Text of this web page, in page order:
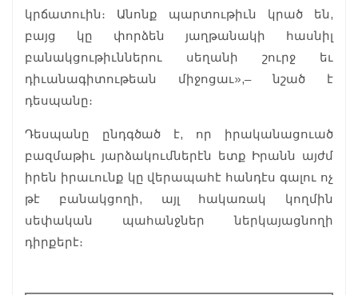
կրճատուին։ Անոնք պարտութիւն կրած են,
բայց կը փորձեն յաղթանակի հասնիլ
բանակցութիւններու սեղանի շուրջ եւ
դիւանագիտութեան միջոցաւ»,– նշած է
դեսպանը։
Դեսպանը ընդգծած է, որ իրականացուած
բազմաթիւ յարձակումներէն ետք Իրանն այժմ
իրեն իրաւունք կը վերապահէ հանդէս գալու ոչ
թէ բանակցողի, այլ հակառակ կողմին
սեփական պահանջներ ներկայացնողի
դիրքերէ։